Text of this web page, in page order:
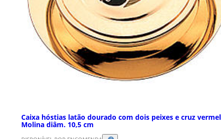
Caixa hóstias latão dourado com dois peixes e cruz
Molina diâm. 10,5 cm